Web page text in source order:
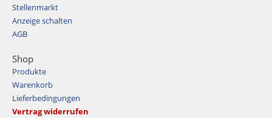
Stellenmarkt
Anzeige schalten
AGB
Shop
Produkte
Warenkorb
Lieferbedingungen
Vertrag widerrufen